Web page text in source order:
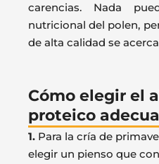
carencias. Nada
nutricional del polen,
de alta calidad se
Cómo elegir el
proteico
1. Para la cría de
elegir un pienso que